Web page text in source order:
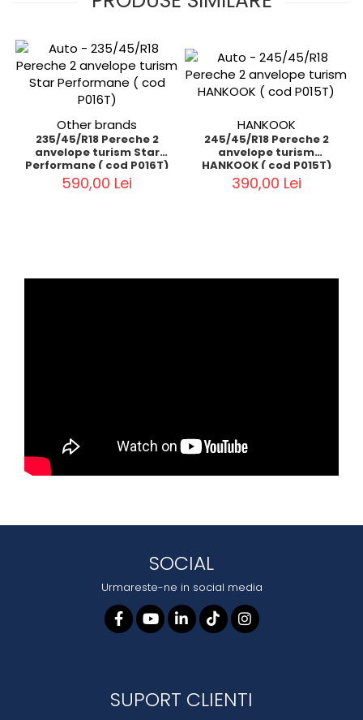
Other brands
235/45/R18 Pereche 2
anvelope turism Star
Performane ( cod P016T)
590,00 Lei
HANKOOK
245/45/R18 Pereche 2
anvelope turism
HANKOOK ( cod P015T)
390,00 Lei
SOCIAL
Urmareste-ne in social media
SUPORT CLIENTI